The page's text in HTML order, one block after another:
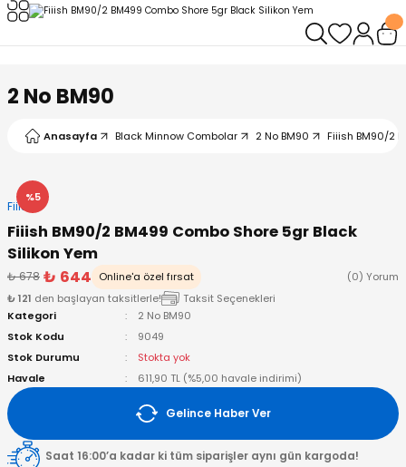
2 No BM90
Anasayfa Black Minnow Combolar 2 No BM90 Fiiish BM90/2
%5
Fiiish
Fiiish BM90/2 BM499 Combo Shore 5gr Black
Silikon Yem
₺ 678 ₺ 644 Online'a özel fırsat
(0) Yorum
₺ 121 den başlayan taksitlerle!
Taksit Seçenekleri
Kategori
2 No BM90
Stok Kodu
9049
Stok Durumu
Stokta yok
Havale
611,90 TL (%5,00 havale indirimi)
Gelince Haber Ver
Saat 16:00’a kadar ki tüm siparişler aynı gün kargoda!
Kamışlar
& El Feneri